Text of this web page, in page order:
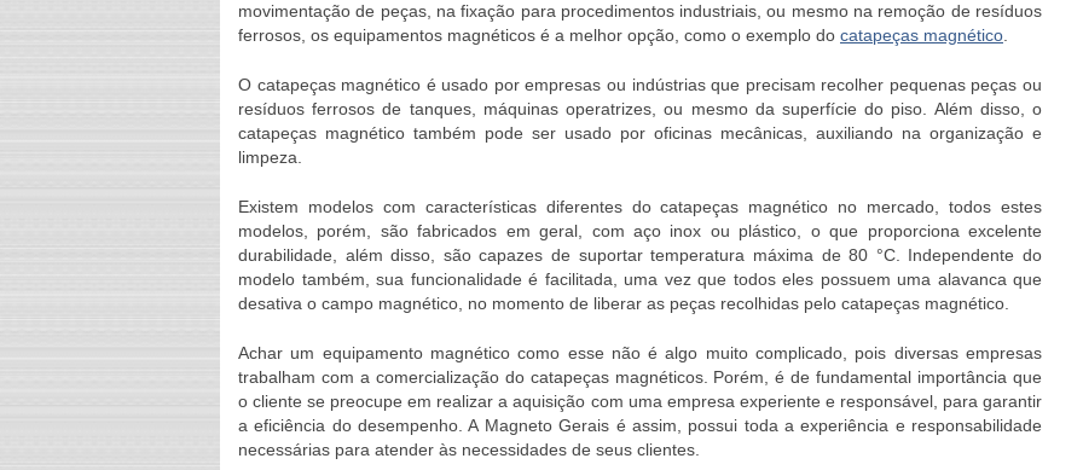
movimentação de peças, na fixação para procedimentos industriais, ou mesmo na remoção de resíduos
ferrosos, os equipamentos magnéticos é a melhor opção, como o exemplo do catapeças magnético
O catapeças magnético é usado por empresas ou indústrias que precisam recolher pequenas peças ou
resíduos ferrosos de tanques, máquinas operatrizes, ou mesmo da superfície do piso. Além disso, o
catapeças magnético também pode ser usado por oficinas mecânicas, auxiliando na organização e
limpeza.
Existem modelos com características diferentes docatapeças magnético no mercado, todos estes
modelos, porém, são fabricados em geral, com aço inox ou plástico, o que proporciona excelente
durabilidade, além disso, são capazes de suportar temperatura máxima de 80 °C. Independente do
modelo também, sua funcionalidade é facilitada, uma vez que todos eles possuem uma alavanca que
desativa o campo magnético, no momento de liberar as peças recolhidas pelo catapeças magnético
Achar um equipamento magnético como esse não é algo muito complicado, pois diversas empresas
trabalham com a comercialização do catapeças magnéticos. Porém, é de fundamental importância que
o cliente se preocupe em realizar a aquisição com uma empresa experiente e responsável, para garantir
a eficiência do desempenho. A Magneto Gerais é assim, possui toda a experiência e responsabilidade
necessárias para atender às necessidades de seus clientes.